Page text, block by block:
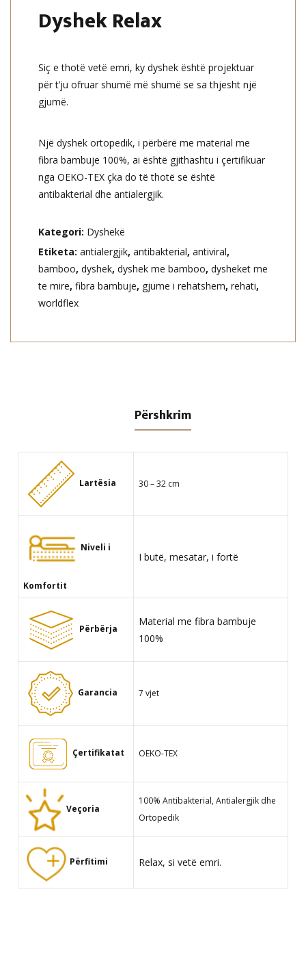
Dyshek Relax
Siç e thotë vetë emri, ky dyshek është projektuar
për t’ju ofruar shumë më shumë se sa thjesht një
gjumë.
Një dyshek ortopedik, i përbërë me material me
fibra bambuje 100%, ai është gjithashtu i çertifikuar
nga OEKO-TEX çka do të thotë se është
antibakterial dhe antialergjik.
Kategori: Dyshekë
Etiketa: antialergjik, antibakterial, antiviral,
bamboo, dyshek, dyshek me bamboo, dysheket me
te mire, fibra bambuje, gjume i rehatshem, rehati,
worldflex
Përshkrim
Lartësia 30 – 32 cm
Niveli i
Komfortit
I butë, mesatar, i fortë
Përbërja
Material me fibra bambuje
100%
Garancia 7 vjet
Çertifikatat OEKO-TEX
Veçoria
100% Antibakterial, Antialergjik dhe
Ortopedik
Përfitimi Relax, si vetë emri.